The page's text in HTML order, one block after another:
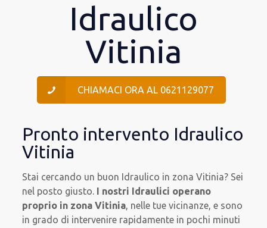
Idraulico
Vitinia
CHIAMACI ORA AL 0621129077
Pronto intervento Idraulico
Vitinia
Stai cercando un buon Idraulico in zona Vitinia? Sei
nel posto giusto. I nostri Idraulici operano
proprio in zona Vitinia, nelle tue vicinanze, e sono
in grado di intervenire rapidamente in pochi minuti